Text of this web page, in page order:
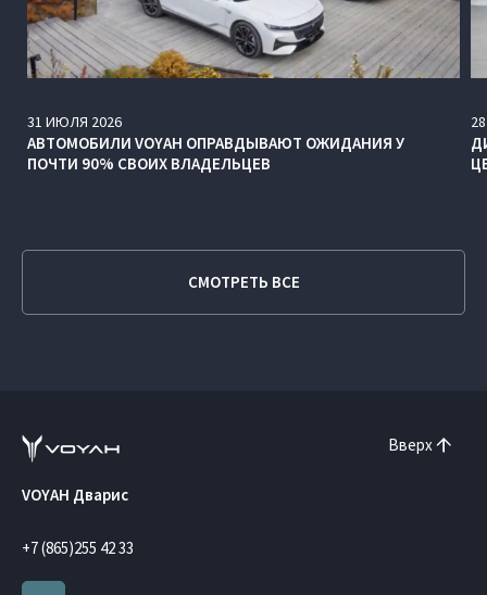
31 ИЮЛЯ 2026
АВТОМОБИЛИ VOYAH ОПРАВДЫВАЮТ ОЖИДАНИЯ У
ПОЧТИ 90% СВОИХ ВЛАДЕЛЬЦЕВ
28
СМОТРЕТЬ ВСЕ
Вверх
VOYAH Дварис
+7 (865)255 42 33